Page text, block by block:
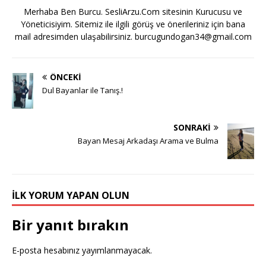
Merhaba Ben Burcu. SesliArzu.Com sitesinin Kurucusu ve
Yöneticisiyim. Sitemiz ile ilgili görüş ve önerileriniz için bana
mail adresimden ulaşabilirsiniz. burcugundogan34@gmail.com
ÖNCEKI
Dul Bayanlar ile Tanış.!
SONRAKI
Bayan Mesaj Arkadaşı Arama ve Bulma
İLK YORUM YAPAN OLUN
Bir yanıt bırakın
E-posta hesabınız yayımlanmayacak.